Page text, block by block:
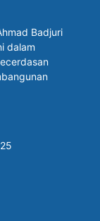
Badjuri
dalam